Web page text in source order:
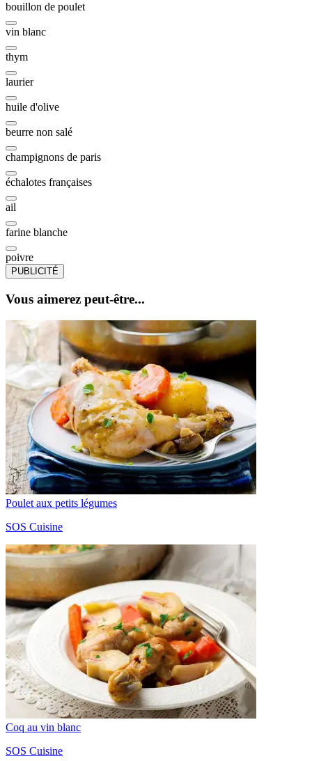
bouillon de poulet
vin blanc
thym
laurier
huile d'olive
beurre non salé
champignons de paris
échalotes françaises
ail
farine blanche
poivre
PUBLICITÉ
Vous aimerez peut-être...
Poulet aux petits légumes
SOS Cuisine
Coq au vin blanc
SOS Cuisine